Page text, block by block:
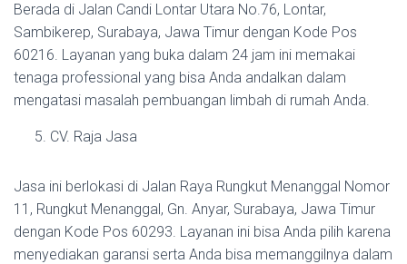
Berada di Jalan Candi Lontar Utara No.76, Lontar,
Sambikerep, Surabaya, Jawa Timur dengan Kode Pos
60216. Layanan yang buka dalam 24 jam ini memakai
tenaga professional yang bisa Anda andalkan dalam
mengatasi masalah pembuangan limbah di rumah Anda.
CV. Raja Jasa
Jasa ini berlokasi di Jalan Raya Rungkut Menanggal Nomor
11, Rungkut Menanggal, Gn. Anyar, Surabaya, Jawa Timur
dengan Kode Pos 60293. Layanan ini bisa Anda pilih karena
menyediakan garansi serta Anda bisa memanggilnya dalam